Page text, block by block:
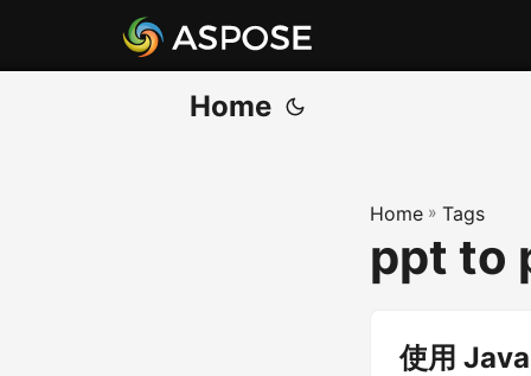
Home
Home » Tags
ppt to
使用